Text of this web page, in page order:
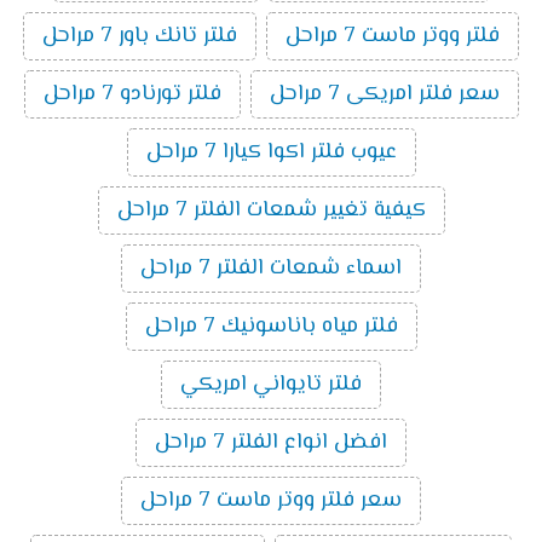
فلتر ووتر ماست 7 مراحل
فلتر تانك باور 7 مراحل
سعر فلتر امريكى 7 مراحل
فلتر تورنادو 7 مراحل
عيوب فلتر اكوا كيارا 7 مراحل
كيفية تغيير شمعات الفلتر 7 مراحل
اسماء شمعات الفلتر 7 مراحل
فلتر مياه باناسونيك 7 مراحل
فلتر تايواني امريكي
افضل انواع الفلتر 7 مراحل
سعر فلتر ووتر ماست 7 مراحل